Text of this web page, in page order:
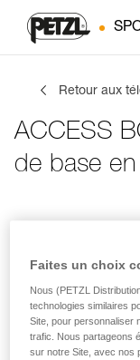
Retour aux
ACCESS
de base
Infos de
Inscris tes
Faites un choix
Nous (PETZL
technologies similaires
Site, pour personnaliser
trafic. Nous partageons
sur notre Site, avec nos